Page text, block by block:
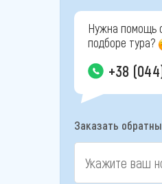
Нужна помощь
подборе тура?
+38
Заказать